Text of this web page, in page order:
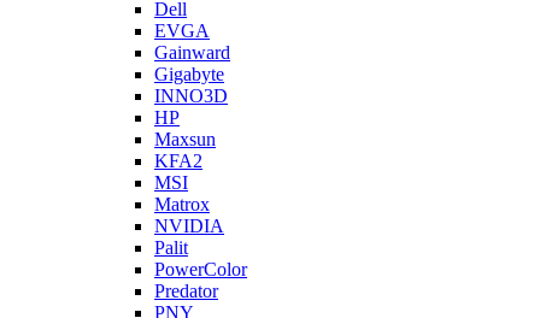
Dell
EVGA
Gainward
Gigabyte
INNO3D
HP
Maxsun
KFA2
MSI
Matrox
NVIDIA
Palit
PowerColor
Predator
PNY